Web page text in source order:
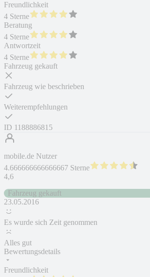
Freundlichkeit
4 Sterne
Beratung
4 Sterne
Antwortzeit
4 Sterne
Fahrzeug gekauft
Fahrzeug wie beschrieben
Weiterempfehlungen
ID 1188886815
mobile.de Nutzer
4.666666666666667 Sterne
4,6
Fahrzeug gekauft
23.05.2016
Es wurde sich Zeit genommen
Alles gut
Bewertungsdetails
Freundlichkeit